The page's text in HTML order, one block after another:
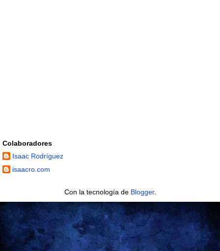
Colaboradores
Isaac Rodríguez
isaacro.com
Con la tecnología de Blogger.